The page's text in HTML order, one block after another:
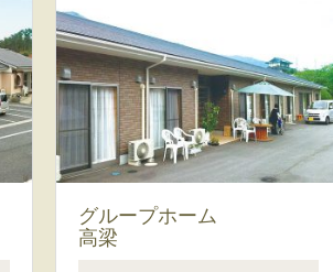
グループホーム
高梁